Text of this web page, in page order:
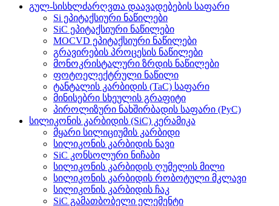
გულ-სისხლძარღვთა დაავადებების საფარი
Si ეპიტაქსიური ნაწილები
SiC ეპიტაქსიური ნაწილები
MOCVD ეპიტაქსიური ნაწილები
გრავირების პროცესის ნაწილები
მონოკრისტალური ზრდის ნაწილები
ფოტოელექტრული ნაწილი
ტანტალის კარბიდის (TaC) საფარი
მინისებრი სხეულის გრაფიტი
პიროლიზური ნახშირბადის საფარი (PyC)
სილიკონის კარბიდის (SiC) კერამიკა
მყარი სილიციუმის კარბიდი
სილიკონის კარბიდის ნავი
SiC კონსოლური ნიჩაბი
სილიკონის კარბიდის ღუმელის მილი
სილიკონის კარბიდის რობოტული მკლავი
სილიკონის კარბიდის ჩაკ
SiC გამათბობელი ელემენტი